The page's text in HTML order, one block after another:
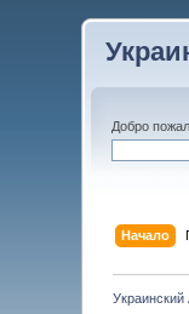
Добро
Начало